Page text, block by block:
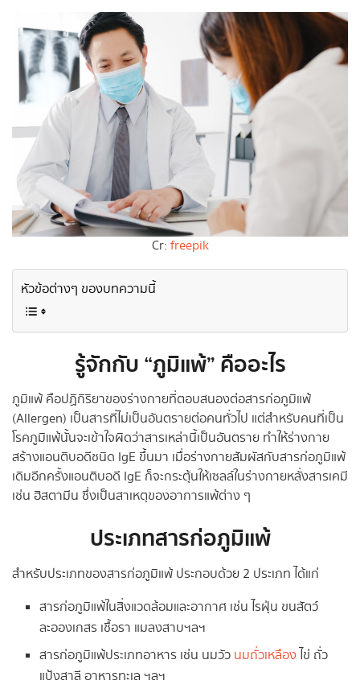
Cr: freepik
หัวข้อต่างๆ ของบทความนี้
รู้จักกับ “ภูมิแพ้” คืออะไร
ภูมิแพ้ คือปฏิกิริยาของร่างกายที่ตอบสนองต่อสารก่อภูมิแพ้
(Allergen) เป็นสารที่ไม่เป็นอันตรายต่อคนทั่วไป แต่สำหรับคนที่เป็น
โรคภูมิแพ้นั้นจะเข้าใจผิดว่าสารเหล่านี้เป็นอันตราย ทำให้ร่างกาย
สร้างแอนติบอดีชนิด IgE ขึ้นมา เมื่อร่างกายสัมผัสกับสารก่อภูมิแพ้
เดิมอีกครั้งแอนติบอดี IgE ก็จะกระตุ้นให้เซลล์ในร่างกายหลั่งสารเคมี
เช่น ฮิสตามีน ซึ่งเป็นสาเหตุของอาการแพ้ต่าง ๆ
ประเภทสารก่อภูมิแพ้
สำหรับประเภทของสารก่อภูมิแพ้ ประกอบด้วย 2 ประเภท ได้แก่
สารก่อภูมิแพ้ในสิ่งแวดล้อมและอากาศ เช่น ไรฝุ่น ขนสัตว์
ละอองเกสร เชื้อรา แมลงสาบฯลฯ
สารก่อภูมิแพ้ประเภทอาหาร เช่น นมวัว นมถั่วเหลือง ไข่ ถั่ว
แป้งสาลี อาหารทะเล ฯลฯ